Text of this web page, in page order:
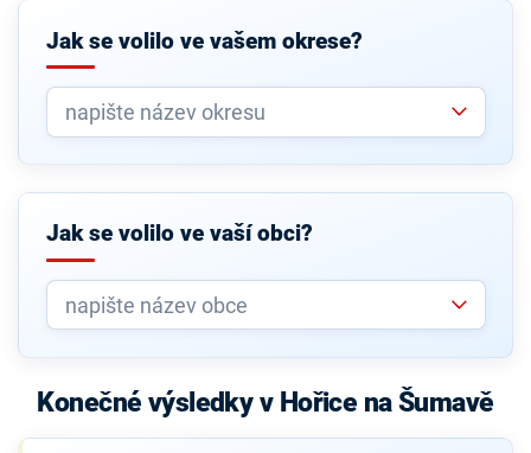
Jak se volilo ve vašem okrese?
Jak se volilo ve vaší obci?
Konečné výsledky v Hořice na Šumavě